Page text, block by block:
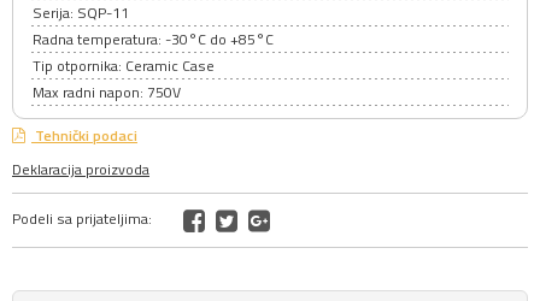
Serija: SQP-11
Radna temperatura: -30°C do +85°C
Tip otpornika: Ceramic Case
Max radni napon: 750V
Tehnički podaci
Deklaracija proizvoda
Podeli sa prijateljima: